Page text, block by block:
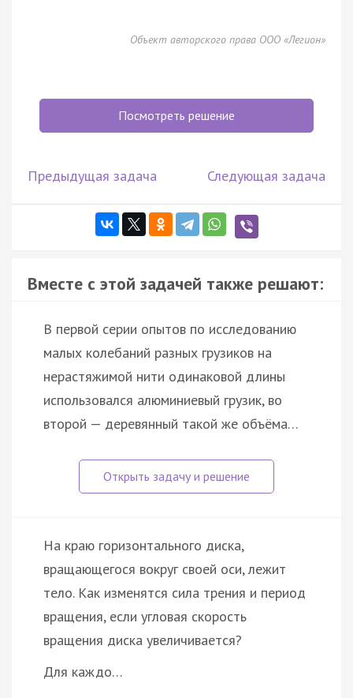
Объект авторского права ООО «Легион»
Посмотреть решение
Предыдущая задача Следующая задача
Вместе с этой задачей также решают:
В первой серии опытов по исследованию
малых колебаний разных грузиков на
нерастяжимой нити одинаковой длины
использовался алюминиевый грузик, во
второй — деревянный такой же объёма…
На краю горизонтального диска,
вращающегося вокруг своей оси, лежит
тело. Как изменятся сила трения и период
вращения, если угловая скорость
вращения диска увеличивается?
Для каждо…